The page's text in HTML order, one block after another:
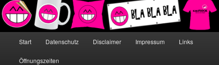
Start Datenschutz Disclaimer Impressum Links
Öffnungszeiten